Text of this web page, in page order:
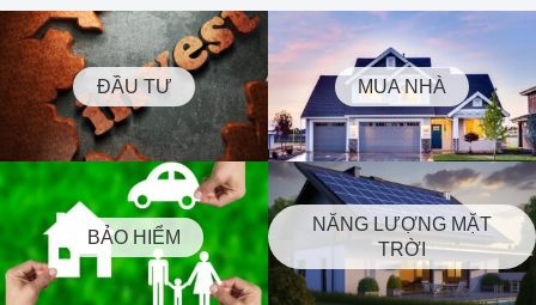
ĐẦU TƯ MUA NHÀ
BẢO HIỂM
NĂNG LƯỢNG MẶT
TRỜI